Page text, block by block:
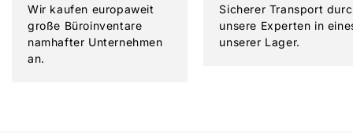
Wir kaufen europaweit
große Büroinventare
namhafter Unternehmen
an.
Sicherer Transport
unsere Experten in
unserer Lager.